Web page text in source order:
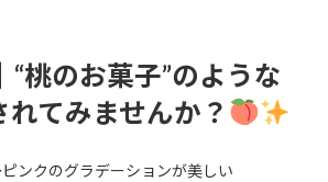
“桃のお菓子”のような
てみませんか？
ンクのグラデーションが美しい